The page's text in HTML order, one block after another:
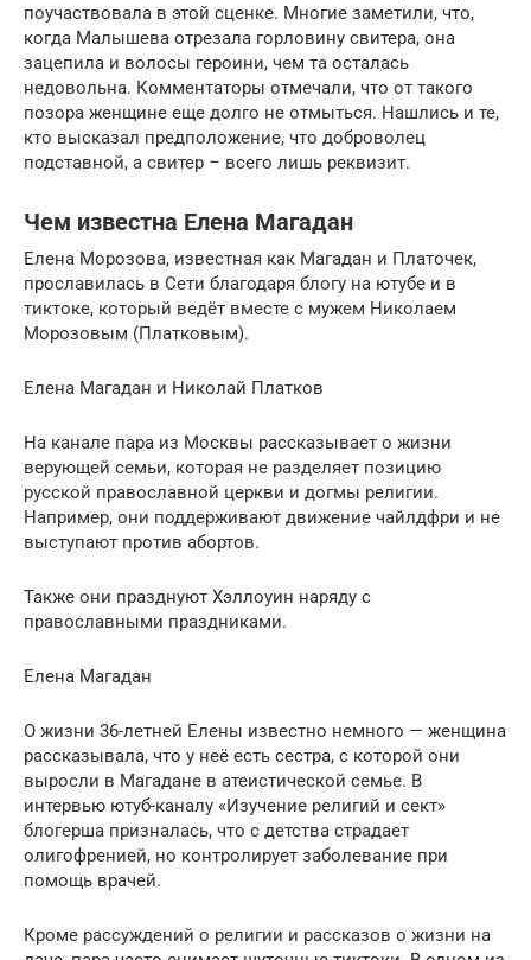
поучаствовала в этой сценке. Многие заметили, что,
когда Малышева отрезала горловину свитера, она
зацепила и волосы героини, чем та осталась
недовольна. Комментаторы отмечали, что от такого
позора женщине еще долго не отмыться. Нашлись и те,
кто высказал предположение, что доброволец
подставной, а свитер – всего лишь реквизит.
Чем известна Елена Магадан
Елена Морозова, известная как Магадан и Платочек,
прославилась в Сети благодаря блогу на ютубе и в
тиктоке, который ведёт вместе с мужем Николаем
Морозовым (Платковым).
Елена Магадан и Николай Платков
На канале пара из Москвы рассказывает о жизни
верующей семьи, которая не разделяет позицию
русской православной церкви и догмы религии.
Например, они поддерживают движение чайлдфри и не
выступают против абортов.
Также они празднуют Хэллоуин наряду с
православными праздниками.
Елена Магадан
О жизни 36-летней Елены известно немного — женщина
рассказывала, что у неё есть сестра, с которой они
выросли в Магадане в атеистической семье. В
интервью ютуб-каналу «Изучение религий и сект»
блогерша призналась, что с детства страдает
олигофренией, но контролирует заболевание при
помощь врачей.
Кроме рассуждений о религии и рассказов о жизни на